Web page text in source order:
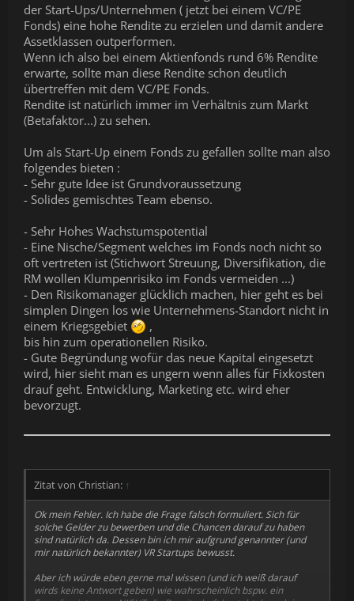
der Start-Ups/Unternehmen ( jetzt bei einem VC/PE
Fonds) eine hohe Rendite zu erzielen und damit andere
Assetklassen outperformen.
Wenn ich also bei einem Aktienfonds rund 6% Rendite
erwarte, sollte man diese Rendite schon deutlich
übertreffen mit dem VC/PE Fonds.
Rendite ist natürlich immer im Verhältnis zum Markt
(Betafaktor...) zu sehen.
Um als Start-Up einem Fonds zu gefallen sollte man also
folgendes bieten :
- Sehr gute Idee ist Grundvoraussetzung
- Solides gemischtes Team ebenso.
- Sehr Hohes Wachstumspotential
- Eine Nische/Segment welches im Fonds noch nicht so
oft vertreten ist (Stichwort Streuung, Diversifikation, die
RM wollen Klumpenrisiko im Fonds vermeiden ...)
- Den Risikomanager glücklich machen, hier geht es bei
simplen Dingen los wie Unternehmens-Standort nicht in
einem Kriegsgebiet
,
bis hin zum operationellen Risiko.
- Gute Begründung wofür das neue Kapital eingesetzt
wird, hier sieht man es ungern wenn alles für Fixkosten
drauf geht. Entwicklung, Marketing etc. wird eher
bevorzugt.
Zitat von Christian: ↑
Ok mein Fehler. Ich habe die Frage falsch formuliert. Sich für
solche Gelder zu bewerben und die Chancen darauf zu haben
sind natürlich da. Dessen bin ich mir aufgrund genannter (und
mir natürlich bekannter) VR Startups bewusst.
Aber ich würde eben gerne mal wissen (und ich weiß darauf
wirds keine Antwort geben) wie wahrscheinlich bspw. ein